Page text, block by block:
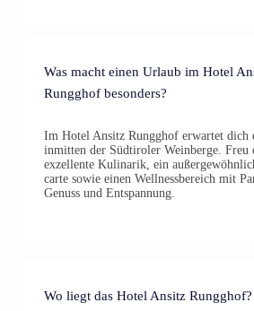
Was macht einen Urlaub im Hotel
Rungghof besonders?
Im Hotel Ansitz Rungghof erwartet dich
inmitten der Südtiroler Weinberge. Freu
exzellente Kulinarik, ein
carte sowie einen Wellnessbereich mit
Genuss und Entspannung.
Wo liegt das Hotel Ansitz Rungghof?